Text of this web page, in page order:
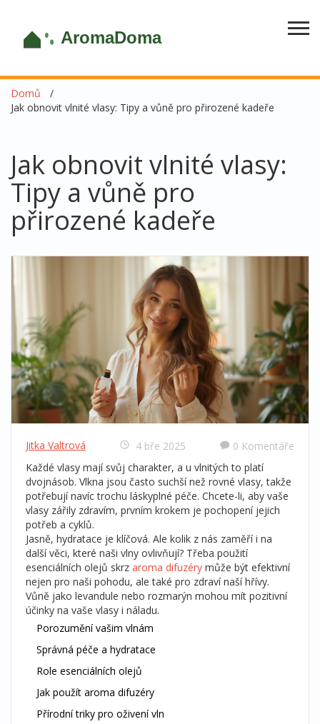
Domů
Jak obnovit vlnité vlasy: Tipy a vůně pro přirozené kadeře
Jak obnovit vlnité vlasy:
Tipy a vůně pro
přirozené kadeře
Jitka Valtrová 4 bře 2025
0 Komentáře
Každé vlasy mají svůj charakter, a u vlnitých to platí
dvojnásob. Vlkna jsou často suchší než rovné vlasy, takže
potřebují navíc trochu láskyplné péče. Chcete-li, aby vaše
vlasy zářily zdravím, prvním krokem je pochopení jejich
potřeb a cyklů.
Jasně, hydratace je klíčová. Ale kolik z nás zaměří i na
další věci, které naši vlny ovlivňují? Třeba použití
esenciálních olejů skrz aroma difuzéry může být efektivní
nejen pro naši pohodu, ale také pro zdraví naší hřívy.
Vůně jako levandule nebo rozmarýn mohou mít pozitivní
účinky na vaše vlasy i náladu.
Porozumění vašim vlnám
Správná péče a hydratace
Role esenciálních olejů
Jak použít aroma difuzéry
Přírodní triky pro oživení vln